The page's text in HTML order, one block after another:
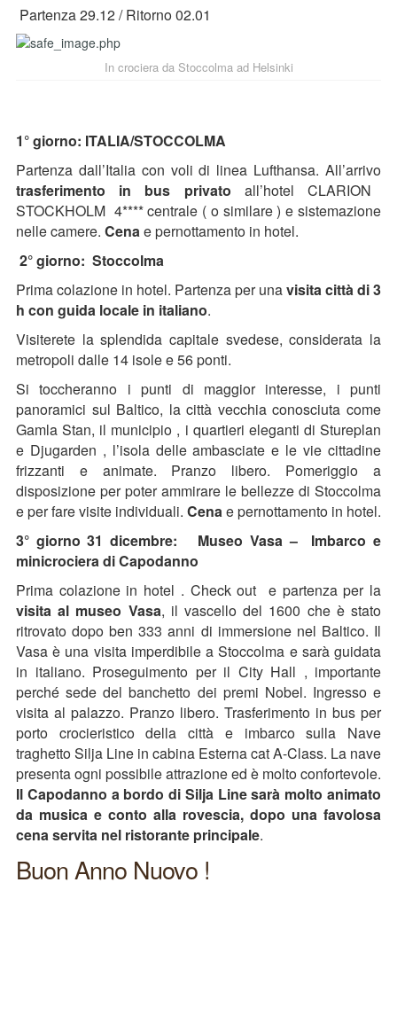
Partenza 29.12 / Ritorno 02.01
In crociera da Stoccolma ad Helsinki
1° giorno: ITALIA/STOCCOLMA
Partenza dall’Italia con voli di linea Lufthansa. All’arrivo
trasferimento in bus privato all’hotel CLARION
STOCKHOLM 4**** centrale ( o similare ) e sistemazione
nelle camere. Cenae pernottamento in hotel.
2° giorno: Stoccolma
Prima colazione in hotel. Partenza per unavisita città di 3
h con guida locale in italiano.
Visiterete la splendida capitale svedese, considerata la
metropoli dalle 14 isole e 56 ponti.
Si toccheranno i punti di maggior interesse, i punti
panoramici sul Baltico, la città vecchia conosciuta come
Gamla Stan, il municipio , i quartieri eleganti di Stureplan
e Djugarden , l’isola delle ambasciate e le vie cittadine
frizzanti e animate. Pranzo libero. Pomeriggio a
disposizione per poter ammirare le bellezze di Stoccolma
e per fare visite individuali. Cenae pernottamento in hotel.
3° giorno 31 dicembre: Museo Vasa – Imbarco e
minicrociera di Capodanno
Prima colazione in hotel . Check out e partenza per la
visita al museo Vasa, il vascello del 1600 che è stato
ritrovato dopo ben 333 anni di immersione nel Baltico. Il
Vasa è una visita imperdibile a Stoccolma e sarà guidata
in italiano. Proseguimento per il City Hall , importante
perché sede del banchetto dei premi Nobel. Ingresso e
visita al palazzo. Pranzo libero. Trasferimento in bus per
porto crocieristico della città e imbarco sulla Nave
traghetto Silja Line in cabina Esterna cat A-Class. La nave
presenta ogni possibile attrazione ed è molto confortevole.
Il Capodanno a bordo di Silja Line sarà molto animato
da musica e conto alla rovescia, dopo una favolosa
cena servita nel ristorante principale.
Buon Anno Nuovo !